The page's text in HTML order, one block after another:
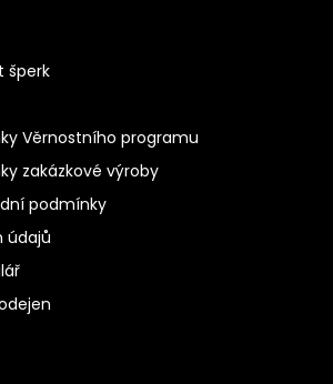
šperk
Věrnostního programu
zakázkové výroby
podmínky
údajů